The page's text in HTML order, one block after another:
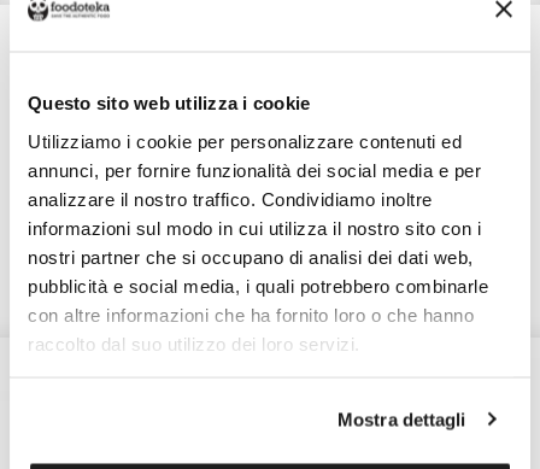
Questo sito web utilizza i cookie
Utilizziamo i cookie per personalizzare contenuti ed
annunci, per fornire funzionalità dei social media e per
analizzare il nostro traffico. Condividiamo inoltre
informazioni sul modo in cui utilizza il nostro sito con i
nostri partner che si occupano di analisi dei dati web,
pubblicità e social media, i quali potrebbero combinarle
con altre informazioni che ha fornito loro o che hanno
raccolto dal suo utilizzo dei loro servizi.
Mostra dettagli
Scopri altri prodotti di
Lievito Madre
Arezzo (AR)
Lievito Madre
Scopri tutti i prodotti